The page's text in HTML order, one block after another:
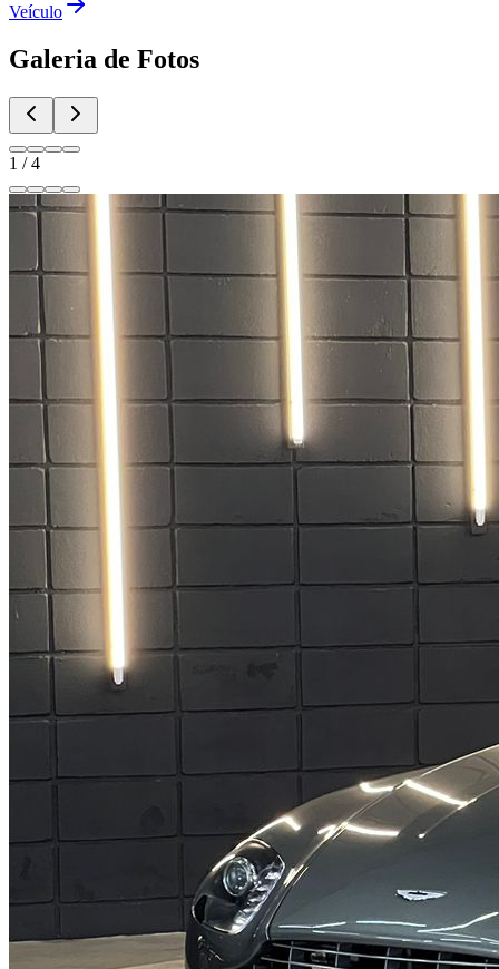
Veículo
Galeria de Fotos
1 /4